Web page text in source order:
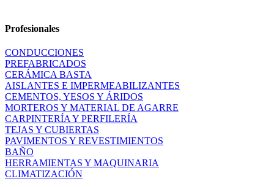
Profesionales
CONDUCCIONES
PREFABRICADOS
CERÁMICA BASTA
AISLANTES E IMPERMEABILIZANTES
CEMENTOS, YESOS Y ÁRIDOS
MORTEROS Y MATERIAL DE AGARRE
CARPINTERÍA Y PERFILERÍA
TEJAS Y CUBIERTAS
PAVIMENTOS Y REVESTIMIENTOS
BAÑO
HERRAMIENTAS Y MAQUINARIA
CLIMATIZACIÓN